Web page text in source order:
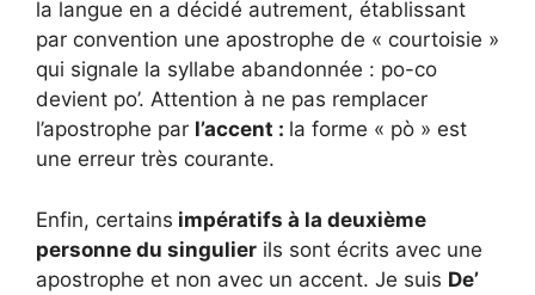
la langue en a décidé autrement, établissant
par convention une apostrophe de « courtoisie »
qui signale la syllabe abandonnée : po-co
devient po’. Attention à ne pas remplacer
l’apostrophe par l’accent : la forme « pò » est
une erreur très courante.
Enfin, certains impératifs à la deuxième
personne du singulier ils sont écrits avec une
apostrophe et non avec un accent. Je suis De’